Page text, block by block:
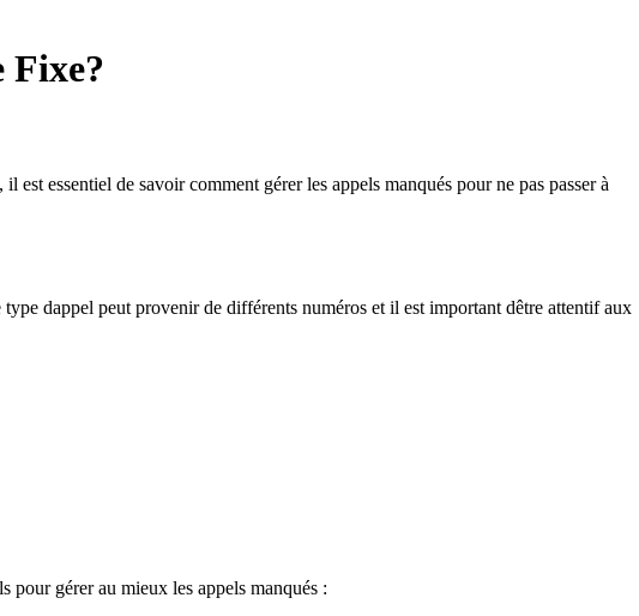
Fixe?
essentiel de savoir comment gérer les appels manqués pour ne pas passer à
dappel peut provenir de différents numéros et il est important dêtre attentif aux
pour gérer au mieux les appels manqués :